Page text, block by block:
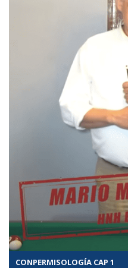
CONPERMISOLOGÍA CAP 1